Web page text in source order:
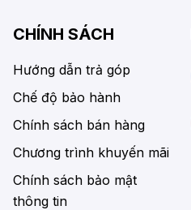
CHÍNH SÁCH
Hướng dẫn trả góp
Chế độ bảo hành
Chính sách bán hàng
Chương trình khuyến mãi
Chính sách bảo mật
thông tin